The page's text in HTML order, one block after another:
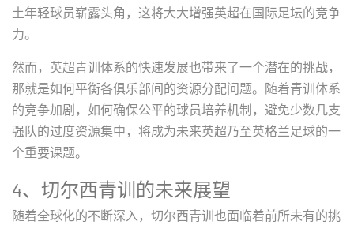
土年轻球员崭露头角，这将大大增强英超在国际足坛的竞争
力。
然而，英超青训体系的快速发展也带来了一个潜在的挑战，
那就是如何平衡各俱乐部间的资源分配问题。随着青训体系
的竞争加剧，如何确保公平的球员培养机制，避免少数几支
强队的过度资源集中，将成为未来英超乃至英格兰足球的一
个重要课题。
4、切尔西青训的未来展望
随着全球化的不断深入，切尔西青训也面临着前所未有的挑